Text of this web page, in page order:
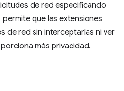
de red especificando
que las extensiones
de red sin interceptarlas ni ver
más privacidad.